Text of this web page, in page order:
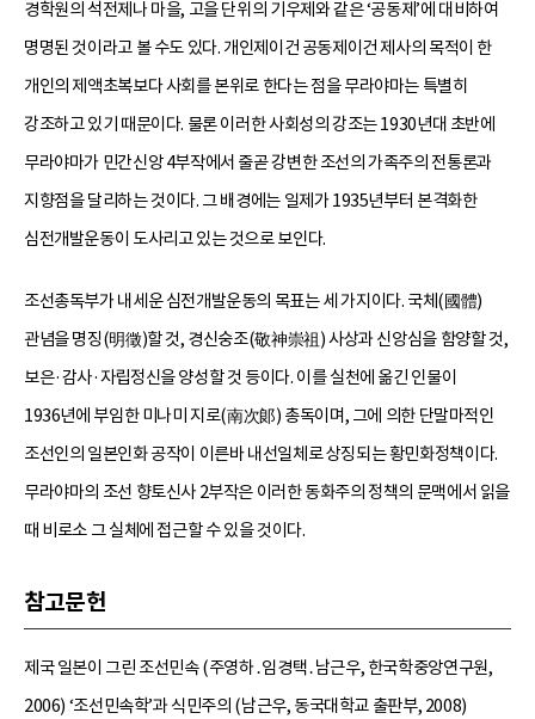
경학원의 석전제나 마을, 고을 단위의 기우제와 같은 ‘공동제’에 대비하여
명명된 것이라고 볼 수도 있다. 개인제이건 공동제이건 제사의 목적이 한
개인의 제액초복보다 사회를 본위로 한다는 점을 무라야마는 특별히
강조하고 있기 때문이다. 물론 이러한 사회성의 강조는 1930년대 초반에
무라야마가 민간신앙 4부작에서 줄곧 강변한 조선의 가족주의 전통론과
지향점을 달리하는 것이다. 그 배경에는 일제가 1935년부터 본격화한
심전개발운동이 도사리고 있는 것으로 보인다.
조선총독부가 내세운 심전개발운동의 목표는 세 가지이다. 국체(國體)
관념을 명징(明徵)할 것, 경신숭조(敬神崇祖) 사상과 신앙심을 함양할 것,
보은·감사·자립정신을 양성할 것 등이다. 이를 실천에 옮긴 인물이
1936년에 부임한 미나미 지로(南次郞) 총독이며, 그에 의한 단말마적인
조선인의 일본인화 공작이 이른바 내선일체로 상징되는 황민화정책이다.
무라야마의 조선 향토신사 2부작은 이러한 동화주의 정책의 문맥에서 읽을
때 비로소 그 실체에 접근할 수 있을 것이다.
참고문헌
제국 일본이 그린 조선민속 (주영하․임경택․남근우, 한국학중앙연구원,
2006) ‘조선민속학’과 식민주의 (남근우, 동국대학교 출판부, 2008)